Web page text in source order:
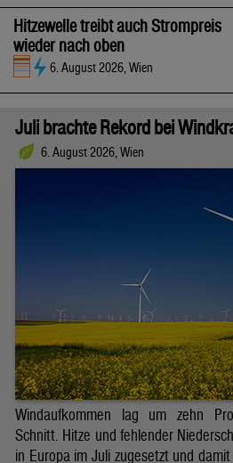
Hitzewelle treibt auch Strompreis
wieder nach oben
6. August 2026, Wien
Juli brachte Rekord bei
6. August 2026, Wien
Windaufkommen lag um zehn
Schnitt. Hitze und fehlender
in Europa im Juli zugesetzt und